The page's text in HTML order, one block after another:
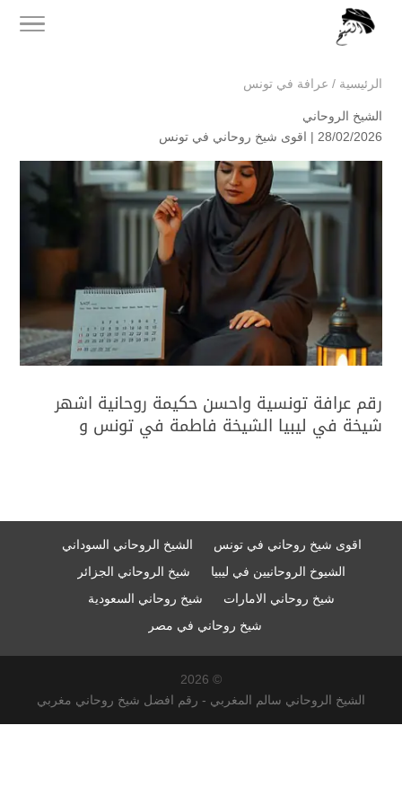
الرئيسية / عرافة في تونس
الشيخ الروحاني
28/02/2026 |
اقوى شيخ روحاني في تونس
رقم عرافة تونسية واحسن حكيمة روحانية اشهر
شيخة في ليبيا الشيخة فاطمة في تونس و
اقوى شيخ روحاني في تونس
الشيخ الروحاني السوداني
الشيوخ الروحانيين في ليبيا
شيخ الروحاني الجزائر
شيخ روحاني الامارات
شيخ روحاني السعودية
شيخ روحاني في مصر
© 2026
الشيخ الروحاني سالم المغربي - رقم افضل شيخ روحاني مغربي